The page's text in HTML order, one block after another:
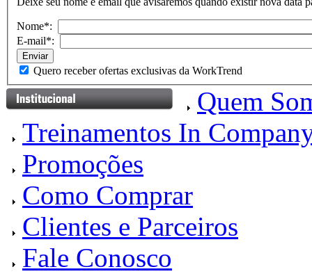
Nome*:
E-mail*:
Quero receber ofertas exclusivas da WorkTrend
Quem
Treinamentos In
Promoções
Como Comprar
Clientes e Parceiros
Fale Conosco